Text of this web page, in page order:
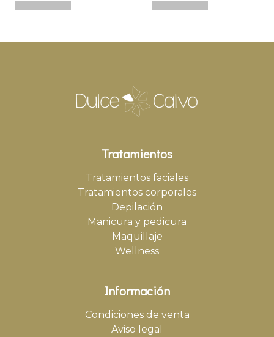
Tratamientos
Tratamientos faciales
Tratamientos corporales
Depilación
Manicura y pedicura
Maquillaje
Wellness
Información
Condiciones de venta
Aviso legal